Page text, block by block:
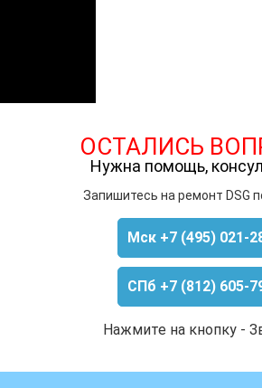
ОСТАЛИСЬ
Нужна помощь,
Запишитесь на ремонт DSG
Мск +7 (495) 021-
СПб +7 (812) 605-
Нажмите на кнопку -